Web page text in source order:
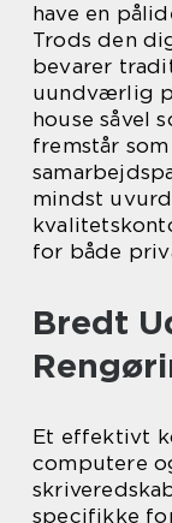
have en
Trods den
bevarer
uundværlig
house såvel
fremstår
mindst
for både
Bredt
Et effektivt
computere
specifikke